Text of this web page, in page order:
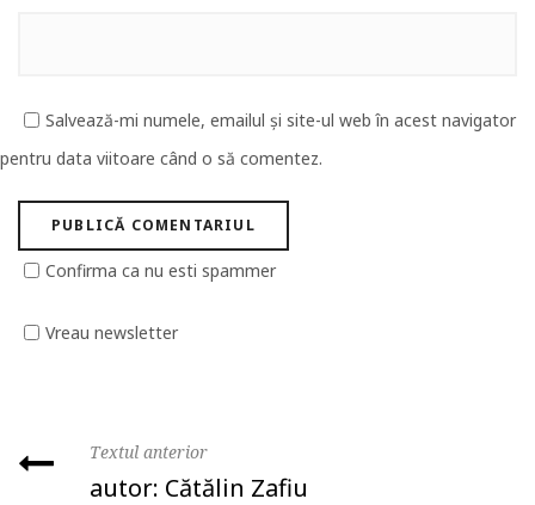
Salvează-mi numele, emailul și site-ul web în acest navigator
pentru data viitoare când o să comentez.
Confirma ca nu esti spammer
Vreau newsletter
Textul anterior
autor: Cătălin Zafiu